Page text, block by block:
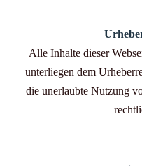
Alle Inhalte dieser
unterliegen dem
die unerlaubte Nutzung